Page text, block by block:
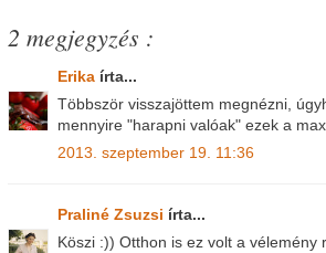
2 megjegyzés :
Erika írta...
Többször visszajöttem megnézni,
mennyire "harapni valóak" ezek a
2013. szeptember 19. 11:36
Praliné Zsuzsi írta...
Köszi :)) Otthon is ez volt a vélemény